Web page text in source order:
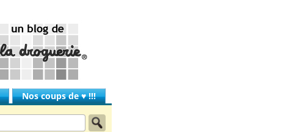
Nos coups de ♥ !!!